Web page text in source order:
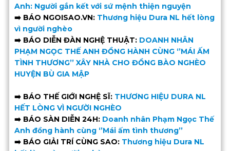
Anh: Người gắn kết với sứ mệnh thiện nguyện
➡️ BÁO NGOISAO.VN: Thương hiệu Dura NL hết lòng
vì người nghèo
➡️ BÁO DIỄN ĐÀN NGHỆ THUẬT: DOANH NHÂN
PHẠM NGỌC THẾ ANH ĐỒNG HÀNH CÙNG ‘’MÁI ẤM
TÌNH THƯƠNG’’ XÂY NHÀ CHO ĐỒNG BÀO NGHÈO
HUYỆN BÙ GIA MẬP
➡️ BÁO THẾ GIỚI NGHỆ SĨ: THƯƠNG HIỆU DURA NL
HẾT LÒNG VÌ NGƯỜI NGHÈO
➡️ BÁO SÀN DIỄN 24H: Doanh nhân Phạm Ngọc Thế
Anh đồng hành cùng ‘’Mái ấm tình thương’’
➡️ BÁO GIẢI TRÍ CÙNG SAO: Thương hiệu Dura NL